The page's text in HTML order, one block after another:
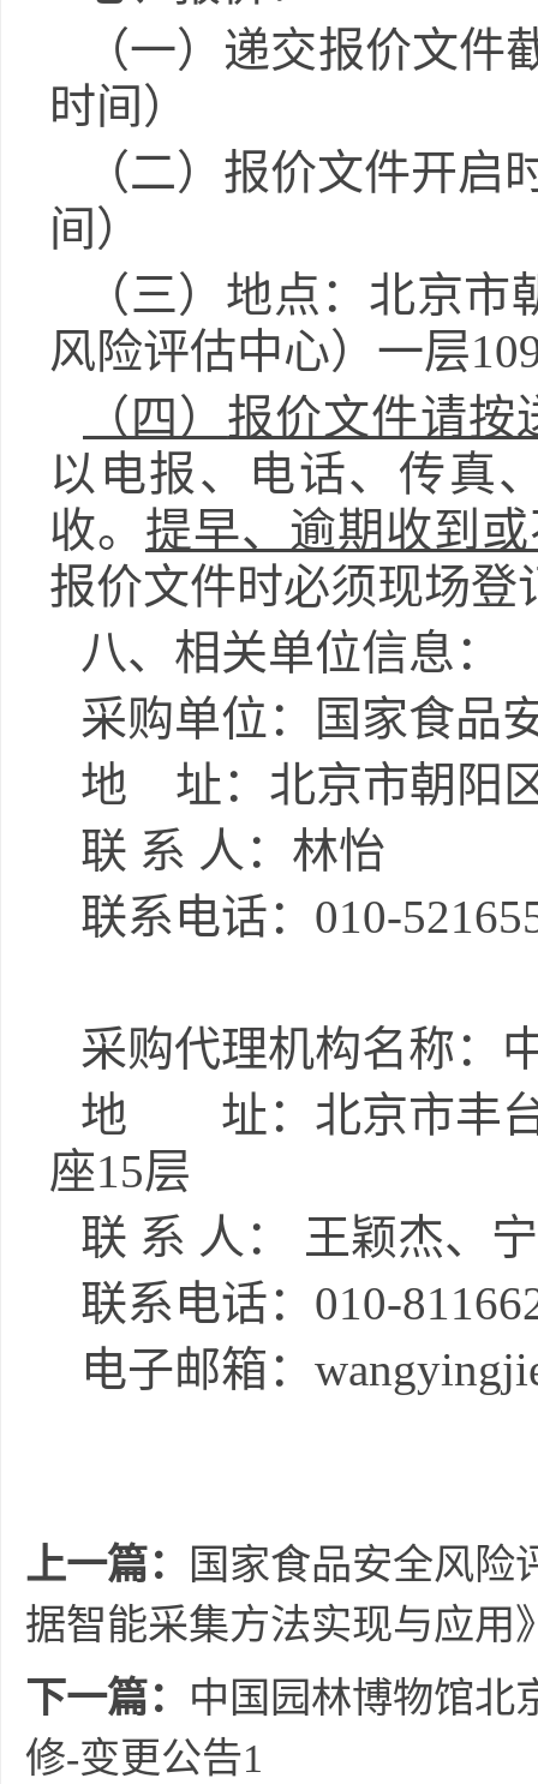
（一） 递交报价文件
时间）
（二） 报价文件开启
间）
（三） 地点： 北京市
风险评估中心） 一层
（四） 报价文件请按
以电报、电话、传真
收。 提早、逾期收到
报价文件时必须现场
八、相关单位信息：
采购单位：国家食品
地
址：北京市朝阳
联 系 人： 林怡
联系电话： 010-
采购代理机构名称：
地 址： 北京市丰
座15层
联 系 人：
王颖杰、
联系电话： 010-
电子邮箱：
上一篇：
国家食品安全风险
据智能采集方法实现与应用
下一篇： 中国园林博物馆北
修-变更公告1